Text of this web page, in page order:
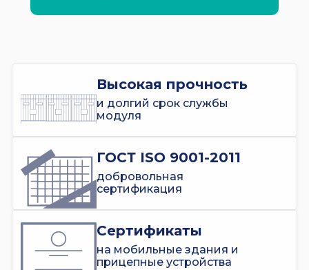
Высокая прочность
и долгий срок службы
модуля
ГОСТ ISO 9001-2011
добровольная
сертификация
Сертификаты
на мобильные здания и
прицепные устройства